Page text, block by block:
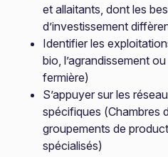
et allaitants, dont les
d’investissement
Identifier les
bio, l’agrandissement
fermière)
S’appuyer sur les
spécifiques (Chambres
groupements de
spécialisés)